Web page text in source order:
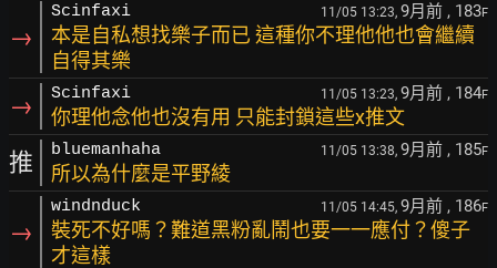
→
Scinfaxi 11/05 13:23, 9月前 , 183F
本是自私想找樂子而已 這種你不理他他也會繼續
自得其樂
→ Scinfaxi 11/05 13:23, 9月前 , 184F
你理他念他也沒有用 只能封鎖這些x推文
推 bluemanhaha 11/05 13:38, 9月前 , 185F
所以為什麼是平野綾
→
windnduck 11/05 14:45, 9月前 , 186F
裝死不好嗎？難道黑粉亂鬧也要一一應付？傻子
才這樣